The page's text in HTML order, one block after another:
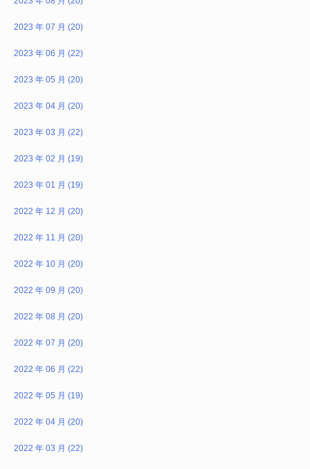
2023 年 07 月 (20)
2023 年 06 月 (22)
2023 年 05 月 (20)
2023 年 04 月 (20)
2023 年 03 月 (22)
2023 年 02 月 (19)
2023 年 01 月 (19)
2022 年 12 月 (20)
2022 年 11 月 (20)
2022 年 10 月 (20)
2022 年 09 月 (20)
2022 年 08 月 (20)
2022 年 07 月 (20)
2022 年 06 月 (22)
2022 年 05 月 (19)
2022 年 04 月 (20)
2022 年 03 月 (22)